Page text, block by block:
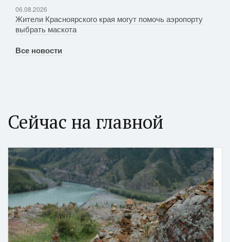
06.08.2026
Жители Красноярского края могут помочь аэропорту
выбрать маскота
Все новости
Сейчас на главной